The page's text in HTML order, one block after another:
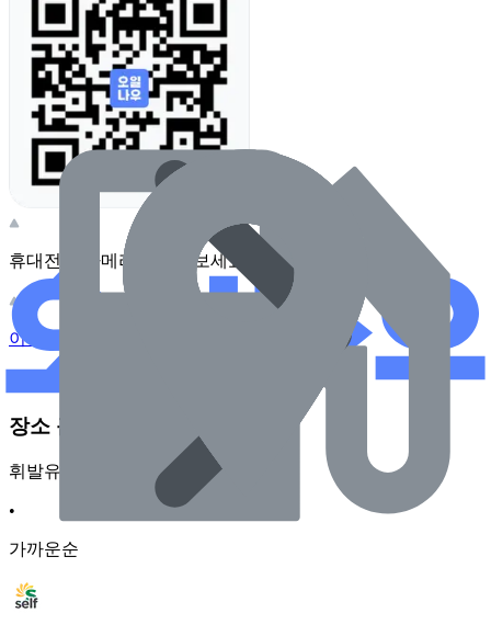
휴대전화 카메라로 찍어보세요
이 주유소의 사장님이신가요?
장소 근처 주유소
휘발유
•
가까운순